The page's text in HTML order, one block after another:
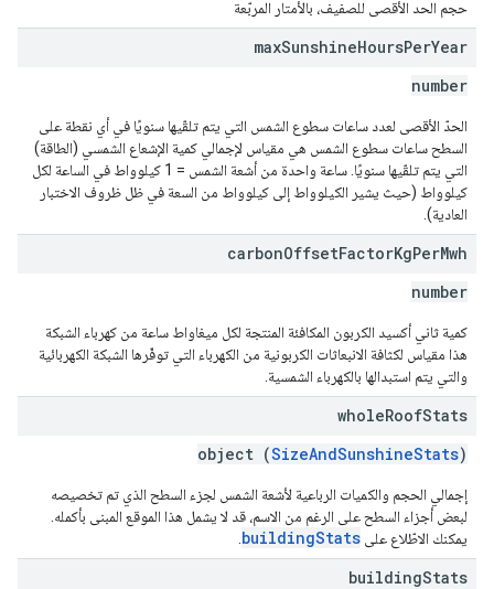
حجم الحد الأقصى للصفيف، بالأمتار المربّعة
maxSunshineHoursPerYear
number
الحدّ الأقصى لعدد ساعات سطوع الشمس التي يتم تلقّيها سنويًا في أي نقطة على
السطح ساعات سطوع الشمس هي مقياس لإجمالي كمية الإشعاع الشمسي (الطاقة)
التي يتم تلقّيها سنويًا. ساعة واحدة من أشعة الشمس = 1 كيلوواط في الساعة لكل
كيلوواط (حيث يشير الكيلوواط إلى كيلوواط من السعة في ظل ظروف الاختبار
العادية).
carbonOffsetFactorKgPerMwh
number
كمية ثاني أكسيد الكربون المكافئة المنتجة لكل ميغاواط ساعة من كهرباء الشبكة
هذا مقياس لكثافة الانبعاثات الكربونية من الكهرباء التي توفّرها الشبكة الكهربائية
والتي يتم استبدالها بالكهرباء الشمسية.
wholeRoofStats
object (SizeAndSunshineStats)
إجمالي الحجم والكميات الرباعية لأشعة الشمس لجزء السطح الذي تم تخصيصه
لبعض أجزاء السطح على الرغم من الاسم، قد لا يشمل هذا الموقع المبنى بأكمله.
يمكنك الاطّلاع على buildingStats
buildingStats